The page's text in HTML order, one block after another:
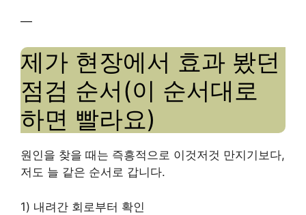
—
제가 현장에서 효과 봤던
점검 순서(이 순서대로
하면 빨라요)
원인을 찾을 때는 즉흥적으로 이것저것 만지기보다,
저도 늘 같은 순서로 갑니다.
1) 내려간 회로부터 확인